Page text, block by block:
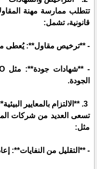
تتطلب ممارسة مهنة
قانونية، تشمل:
- **ترخيص مقاول**: يُعطى من
الجودة.
تسعى العديد من شركات
مثل:
- **التقليل من النفايات**: